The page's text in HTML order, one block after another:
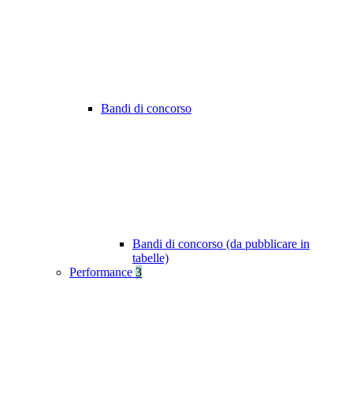
Bandi di concorso
Bandi di concorso (da pubblicare in
tabelle)
Performance 3